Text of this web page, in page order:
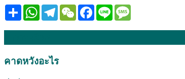
Share WhatsAppTelegramWeChatFacebook
Line
คาดหวังอะไร